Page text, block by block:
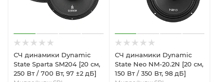
СЧ динамики Dynamic
State Sparta SM204 [20 см,
250 Вт / 700 Вт, 97 ±2 дБ]
СЧ динамики Dynamic
State Neo NM-20.2N [20 см,
150 Вт / 350 Вт, 98 дБ]